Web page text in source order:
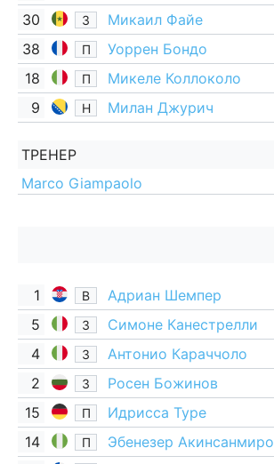
30
З
Микаил Файе
38
П
Уоррен Бондо
18
П
Микеле Коллоколо
9
Н Милан Джурич
ТРЕНЕР
Marco Giampaolo
1 В Адриан Шемпер
5 З Симоне Канестрелли
4 З Антонио Караччоло
2 З Росен Божинов
15 П Идрисса Туре
14 П Эбенезер Акинсанмиро